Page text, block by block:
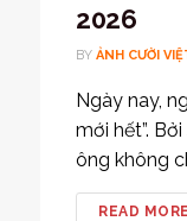
2026
BY ẢNH CƯỜI
Ngày nay,
mới hết”.
ông không
READ MORE